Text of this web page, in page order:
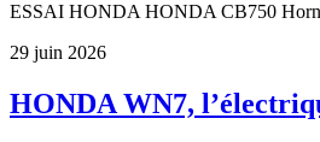
ESSAI HONDA HONDA CB750
29 juin 2026
HONDA WN7,